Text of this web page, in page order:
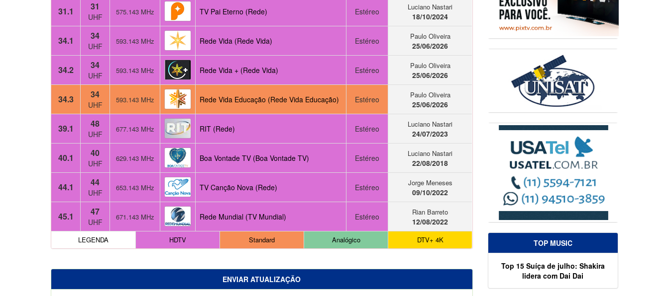
31.1 31
UHF
575.143 MHz TV Pai Eterno (Rede) Estéreo Luciano Nastari
18/10/2024
34.1 34
UHF
593.143 MHz Rede Vida (Rede Vida) Estéreo Paulo Oliveira
25/06/2026
34.2 34
UHF
593.143 MHz Rede Vida + (Rede Vida) Estéreo Paulo Oliveira
25/06/2026
34.3 34
UHF
593.143 MHz Rede Vida Educação (Rede Vida Educação) Estéreo Paulo Oliveira
25/06/2026
39.1 48
UHF
677.143 MHz RIT (Rede) Estéreo Luciano Nastari
24/07/2023
40.1 40
UHF
629.143 MHz Boa Vontade TV (Boa Vontade TV) Estéreo Luciano Nastari
22/08/2018
44.1 44
UHF
653.143 MHz TV Canção Nova (Rede) Estéreo Jorge Meneses
09/10/2022
45.1 47
UHF
671.143 MHz Rede Mundial (TV Mundial) Estéreo Rian Barreto
12/08/2022
LEGENDA HDTV Standard Analógico DTV+ 4K
ENVIAR ATUALIZAÇÃO
TOP MUSIC
Top 15 Suíça de julho: Shakira
lidera com Dai Dai